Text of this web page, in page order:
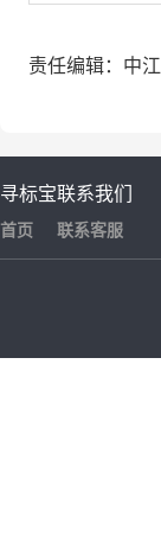
责任编辑：中
寻标宝
首页
联系我们
联系客服